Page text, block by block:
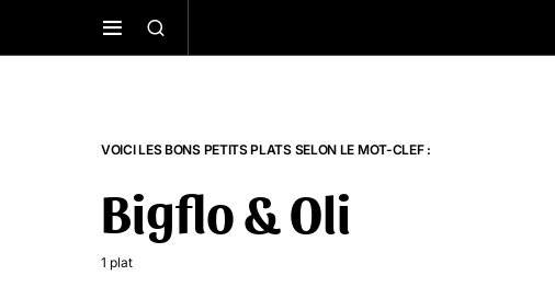
VOICI LES BONS PETITS PLATS SELON LE MOT-CLEF :
Bigflo & Oli
1 plat